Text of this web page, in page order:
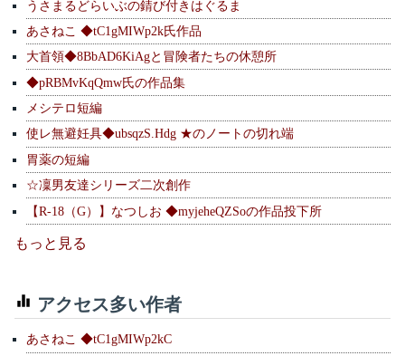
うさまるどらいぶの錆び付きはぐるま
あさねこ ◆tC1gMIWp2k氏作品
大首領◆8BbAD6KiAgと冒険者たちの休憩所
◆pRBMvKqQmw氏の作品集
メシテロ短編
使レ無避妊具◆ubsqzS.Hdg ★のノートの切れ端
胃薬の短編
☆凜男友達シリーズ二次創作
【R-18（G）】なつしお ◆myjeheQZSoの作品投下所
もっと見る
アクセス多い作者
あさねこ ◆tC1gMIWp2kC